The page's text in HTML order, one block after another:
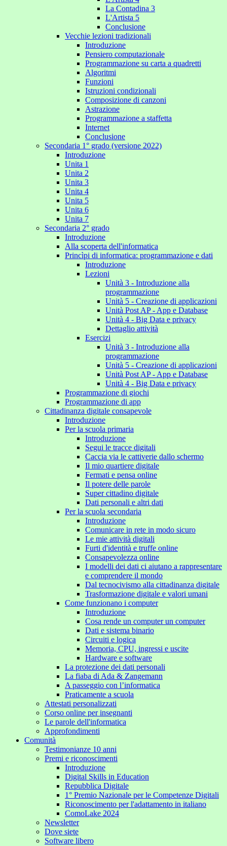
La Contadina 3
L'Artista 5
Conclusione
Vecchie lezioni tradizionali
Introduzione
Pensiero computazionale
Programmazione su carta a quadretti
Algoritmi
Funzioni
Istruzioni condizionali
Composizione di canzoni
Astrazione
Programmazione a staffetta
Internet
Conclusione
Secondaria 1° grado (versione 2022)
Introduzione
Unita 1
Unita 2
Unita 3
Unita 4
Unita 5
Unita 6
Unita 7
Secondaria 2° grado
Introduzione
Alla scoperta dell'informatica
Princìpi di informatica: programmazione e dati
Introduzione
Lezioni
Unità 3 - Introduzione alla
programmazione
Unità 5 - Creazione di applicazioni
Unità Post AP - App e Database
Unità 4 - Big Data e privacy
Dettaglio attività
Esercizi
Unità 3 - Introduzione alla
programmazione
Unità 5 - Creazione di applicazioni
Unità Post AP - App e Database
Unità 4 - Big Data e privacy
Programmazione di giochi
Programmazione di app
Cittadinanza digitale consapevole
Introduzione
Per la scuola primaria
Introduzione
Segui le tracce digitali
Caccia via le cattiverie dallo schermo
Il mio quartiere digitale
Fermati e pensa online
Il potere delle parole
Super cittadino digitale
Dati personali e altri dati
Per la scuola secondaria
Introduzione
Comunicare in rete in modo sicuro
Le mie attività digitali
Furti d'identità e truffe online
Consapevolezza online
I modelli dei dati ci aiutano a rappresentare
e comprendere il mondo
Dal tecnocivismo alla cittadinanza digitale
Trasformazione digitale e valori umani
Come funzionano i computer
Introduzione
Cosa rende un computer un computer
Dati e sistema binario
Circuiti e logica
Memoria, CPU, ingressi e uscite
Hardware e software
La protezione dei dati personali
La fiaba di Ada & Zangemann
A passeggio con l’informatica
Praticamente a scuola
Attestati personalizzati
Corso online per insegnanti
Le parole dell'informatica
Approfondimenti
Comunità
Testimonianze 10 anni
Premi e riconoscimenti
Introduzione
Digital Skills in Education
Repubblica Digitale
1° Premio Nazionale per le Competenze Digitali
Riconoscimento per l'adattamento in italiano
ComoLake 2024
Newsletter
Dove siete
Software libero